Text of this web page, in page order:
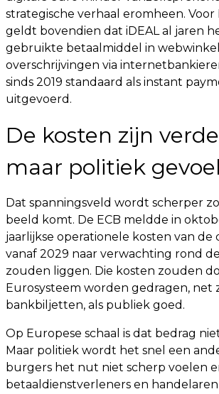
strategische verhaal eromheen. Voor
geldt bovendien dat iDEAL al jaren
gebruikte betaalmiddel in
overschrijvingen via
sinds 2019 standaard als instant
uitgevoerd.
De kosten zijn
maar politiek
Dat spanningsveld wordt scherper
beeld komt. De ECB meldde in
jaarlijkse operationele kosten van de
vanaf 2029 naar verwachting rond
zouden liggen. Die kosten zouden
Eurosysteem worden gedragen, net
bankbiljetten, als publiek goed.
Op Europese schaal is dat bedrag
Maar politiek wordt het snel een
burgers het nut niet scherp voelen
betaaldienstverleners en